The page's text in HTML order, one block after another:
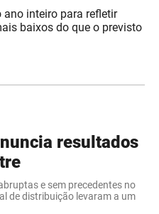
ano inteiro para refletir
baixos do que o previsto
resultados
e sem precedentes no
de distribuição levaram a um